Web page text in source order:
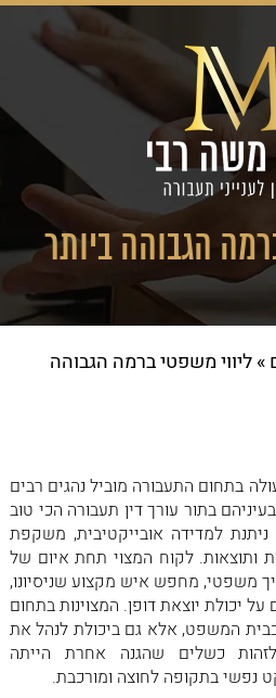
הגבוהה ביותר
»ליווי משפטי ברמה הגבוהה
בתחום התעבורה מוביל נהגים רבים
בתור עורך דין תעבורה הכי טוב
למדידה אובייקטיבית, משקפת
ותוצאות. לקוח המצוי תחת איום של
משפטי, מחפש איש מקצוע שניסיונו,
על יכולת יוצאת דופן. המצוינות בתחום
המשפט, אלא גם ביכולת לנהל את
כשלים שהגנה אחרת הייתה
נפשי בתקופה לחוצה ומורכבת.